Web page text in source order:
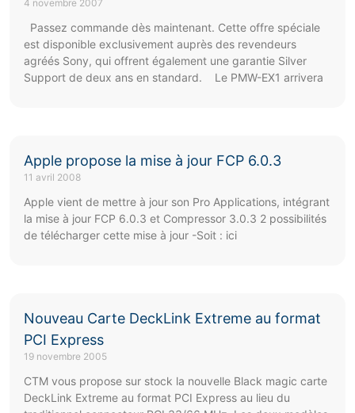
4 novembre 2007
Passez commande dès maintenant. Cette offre spéciale
est disponible exclusivement auprès des revendeurs
agréés Sony, qui offrent également une garantie Silver
Support de deux ans en standard. Le PMW-EX1 arrivera
Apple propose la mise à jour FCP 6.0.3
11 avril 2008
Apple vient de mettre à jour son Pro Applications, intégrant
la mise à jour FCP 6.0.3 et Compressor 3.0.3 2 possibilités
de télécharger cette mise à jour -Soit : ici
Nouveau Carte DeckLink Extreme au format
PCI Express
19 novembre 2005
CTM vous propose sur stock la nouvelle Black magic carte
DeckLink Extreme au format PCI Express au lieu du